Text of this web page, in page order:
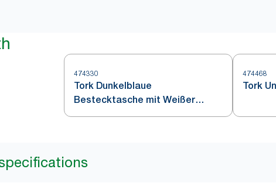
474330
Tork Dunkelblaue
Bestecktasche mit Weißer
Serviette
474468
Tork